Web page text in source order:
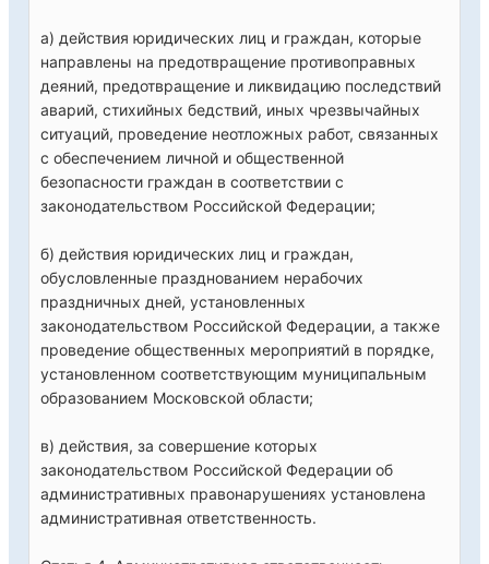
а) действия юридических лиц и граждан, которые
направлены на предотвращение противоправных
деяний, предотвращение и ликвидацию последствий
аварий, стихийных бедствий, иных чрезвычайных
ситуаций, проведение неотложных работ, связанных
с обеспечением личной и общественной
безопасности граждан в соответствии с
законодательством Российской Федерации;
б) действия юридических лиц и граждан,
обусловленные празднованием нерабочих
праздничных дней, установленных
законодательством Российской Федерации, а также
проведение общественных мероприятий в порядке,
установленном соответствующим муниципальным
образованием Московской области;
в) действия, за совершение которых
законодательством Российской Федерации об
административных правонарушениях установлена
административная ответственность.